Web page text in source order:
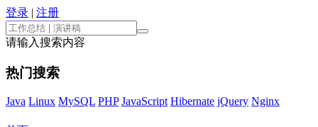
登录 | 注册
请输入搜索内容
热门搜索
Java Linux MySQL PHP JavaScript Hibernate jQuery Nginx